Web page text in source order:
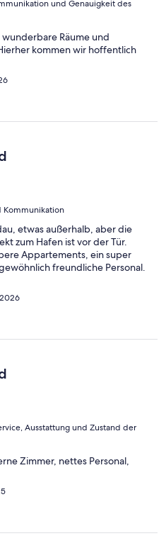
und Genauigkeit des
Räume und
kommen wir hoffentlich
Kommunikation
etwas außerhalb, aber die
zum Hafen ist vor der Tür.
Appartements, ein super
freundliche Personal.
Ausstattung und Zustand der
Zimmer, nettes Personal,